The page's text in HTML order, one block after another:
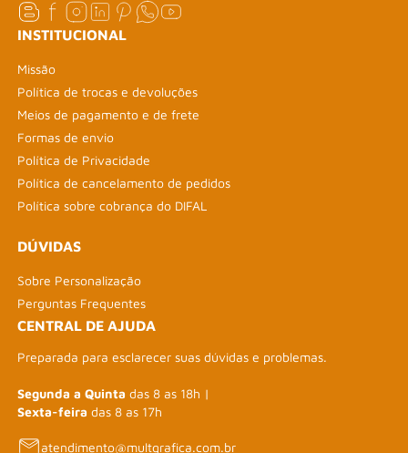
INSTITUCIONAL
Missão
Política de trocas e devoluções
Meios de pagamento e de frete
Formas de envio
Política de Privacidade
Política de cancelamento de pedidos
Política sobre cobrança do DIFAL
DÚVIDAS
Sobre Personalização
Perguntas Frequentes
CENTRAL DE AJUDA
Preparada para esclarecer suas dúvidas e problemas.
Segunda a Quinta das 8 as 18h |
Sexta-feira das 8 as 17h
atendimento@multgrafica.com.br